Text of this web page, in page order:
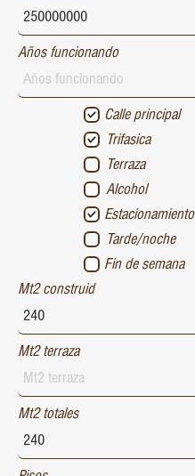
Años funcionando
Calle principal
Trifasica
Terraza
Alcohol
Estacionamiento
Tarde/noche
Fin de semana
Mt2 construid
Mt2 terraza
Mt2 totales